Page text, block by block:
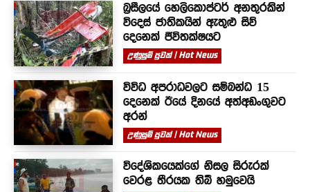
බ්‍රසීලයේ හෙලිකොප්ටර් අනතුරකින්
විදෙස් ජාතිකයින් ඇතුළු සිව්
දෙනෙක් ජීවිතක්ෂයට
උණුසුම් පුවත් | Hot News
විවිධ අපරාධවලට සම්බන්ධ 15
දෙනෙක් ඊයේ දිනයේ අත්අඩංගුවට
අරන්
උණුසුම් පුවත් | Hot News
විදේශිකයෙක්ගේ නිසල සිරුරක්
වෙරළ තීරයක තිබී හමුවෙයි